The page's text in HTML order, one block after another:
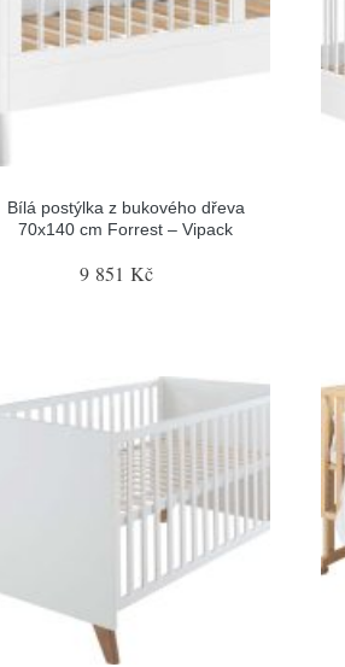
Bílá postýlka z bukového dřeva
70x140 cm Forrest – Vipack
9 851 Kč